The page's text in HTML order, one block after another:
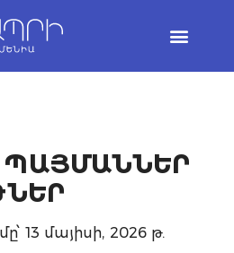
13 մայիսի, 2026 թ.